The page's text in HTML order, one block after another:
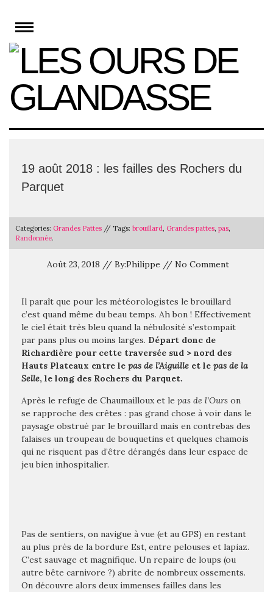
content
19 août 2018 : les failles des Rochers du
Parquet
Categories: Grandes Pattes // Tags: brouillard, Grandes pattes, pas,
Randonnée.
Août 23, 2018 // By:Philippe // No Comment
Il paraît que pour les météorologistes le brouillard
c’est quand même du beau temps. Ah bon ! Effectivement
le ciel était très bleu quand la nébulosité s’estompait
par pans plus ou moins larges. Départ donc de
Richardière pour cette traversée sud > nord des
Hauts Plateaux entre le pas de l’Aiguille et le pas de la
Selle, le long des Rochers du Parquet.
Après le refuge de Chaumailloux et le pas de l’Ours on
se rapproche des crêtes : pas grand chose à voir dans le
paysage obstrué par le brouillard mais en contrebas des
falaises un troupeau de bouquetins et quelques chamois
qui ne risquent pas d’être dérangés dans leur espace de
jeu bien inhospitalier.
Pas de sentiers, on navigue à vue (et au GPS) en restant
au plus près de la bordure Est, entre pelouses et lapiaz.
C’est sauvage et magnifique. Un repaire de loups (ou
autre bête carnivore ?) abrite de nombreux ossements.
On découvre alors deux immenses failles dans les